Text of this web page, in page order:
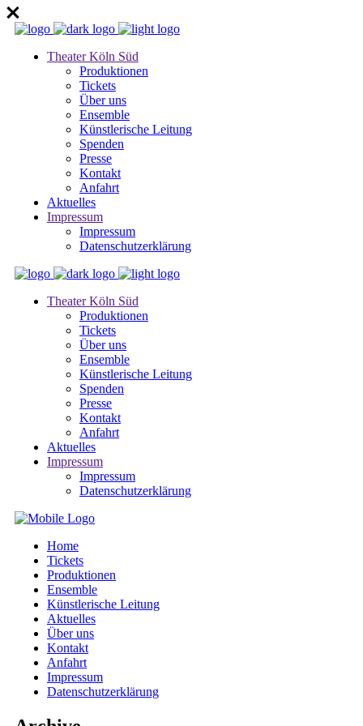
Theater Köln Süd
Produktionen
Tickets
Über uns
Ensemble
Künstlerische Leitung
Spenden
Presse
Kontakt
Anfahrt
Aktuelles
Impressum
Impressum
Datenschutzerklärung
Theater Köln Süd
Produktionen
Tickets
Über uns
Ensemble
Künstlerische Leitung
Spenden
Presse
Kontakt
Anfahrt
Aktuelles
Impressum
Impressum
Datenschutzerklärung
Home
Tickets
Produktionen
Ensemble
Künstlerische Leitung
Aktuelles
Über uns
Kontakt
Anfahrt
Impressum
Datenschutzerklärung